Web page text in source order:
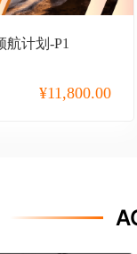
航计划-P1
¥11,800.00